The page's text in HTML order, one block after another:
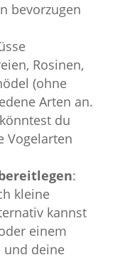
bevorzugen
Rosinen,
(ohne
Arten an.
du
Vogelarten
:
kleine
kannst
einem
und deine